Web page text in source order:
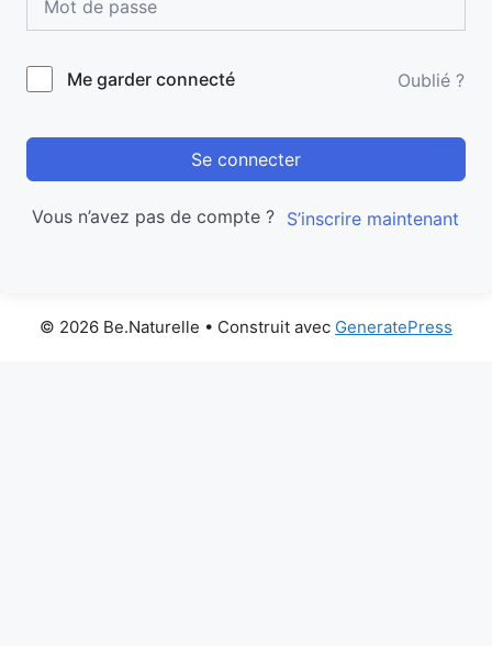
Me garder connecté Oublié ?
Se connecter
Vous n’avez pas de compte ? S’inscrire maintenant
© 2026 Be.Naturelle • Construit avec GeneratePress